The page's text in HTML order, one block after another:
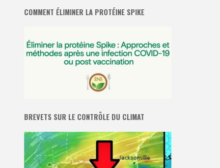
COMMENT ÉLIMINER LA PROTÉINE SPIKE
BREVETS SUR LE CONTRÔLE DU CLIMAT